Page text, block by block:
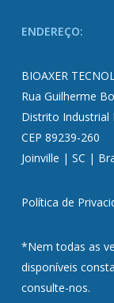
ENDEREÇO:
BIOAXER
Rua Guilherme
Distrito Industrial
CEP 89239-260
Joinville | SC |
Política de
*Nem todas as
disponíveis
consulte-nos.